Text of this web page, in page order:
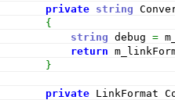
private string
{
string debug =
return
}
private LinkFormat